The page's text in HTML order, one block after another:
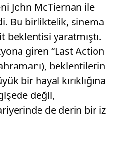
John McTiernan ile
Bu birliktelik, sinema
beklentisi yaratmıştı.
giren “Last Action
beklentilerin
bir hayal kırıklığına
değil,
de derin bir iz